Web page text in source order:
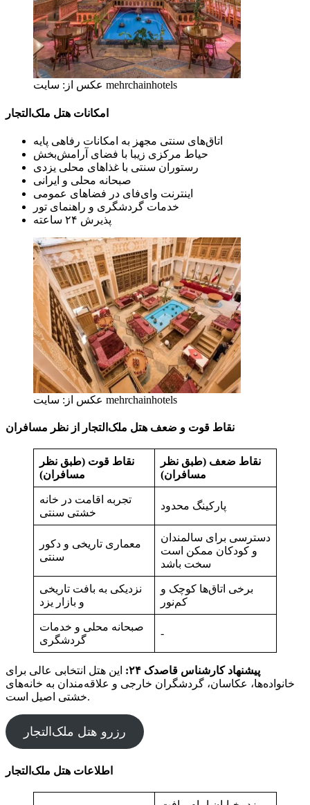
عکس از: سایت mehrchainhotels
امکانات هتل ملک‌التجار
اتاق‌های سنتی مجهز به امکانات رفاهی پایه
حیاط مرکزی زیبا با فضای آرامش‌بخش
رستوران سنتی با غذاهای محلی یزدی
صبحانه محلی و ایرانی
اینترنت وای‌فای در فضاهای عمومی
خدمات گردشگری و راهنمای تور
پذیرش ۲۴ ساعته
عکس از: سایت mehrchainhotels
نقاط قوت و ضعف هتل ملک‌التجار از نظر مسافران
نقاط قوت (طبق نظر
مسافران)
نقاط ضعف (طبق نظر
مسافران)
تجربه اقامت در خانه
خشتی سنتی
پارکینگ محدود
معماری تاریخی و دکور
سنتی
دسترسی برای سالمندان
و کودکان ممکن است
سخت باشد
نزدیکی به بافت تاریخی
و بازار یزد
برخی اتاق‌ها کوچک و
کم‌نور
صبحانه محلی و خدمات
گردشگری
-
پیشنهاد کارشناس قاصدک ۲۴:
این هتل انتخابی عالی برای
خانواده‌ها، عکاسان، گردشگران خارجی و علاقه‌مندان به خانه‌های
خشتی اصیل است.
رزرو هتل ملک‌التجار
اطلاعات هتل ملک‌التجار